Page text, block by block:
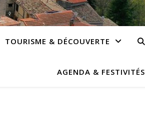
TOURISME & DÉCOUVERTE
AGENDA & FESTIVITÉS